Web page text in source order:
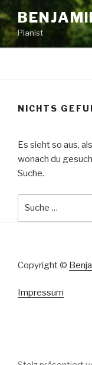
Inhalt
springen
Pianist
NICHTS
Es sieht so aus,
wonach du
Suche.
Copyright ©
Impressum